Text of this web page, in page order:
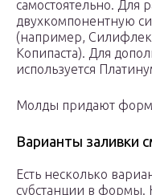
самостоятельно. Для
двухкомпонентную
(например,
Копипаста). Для
используется
Молды придают
Варианты заливки
Есть несколько
субстанции в